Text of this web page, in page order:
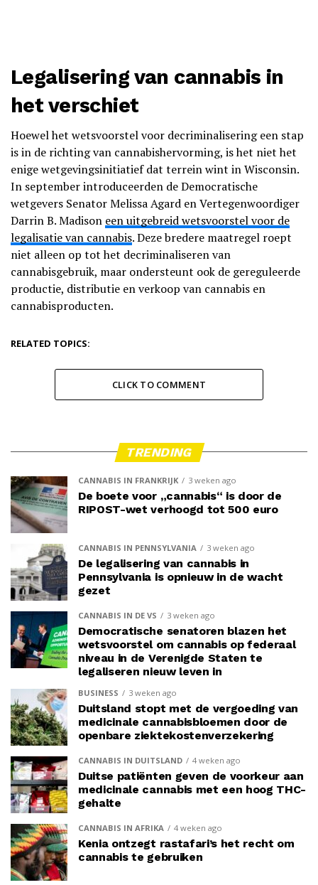
Legalisering van cannabis in
het verschiet
Hoewel het wetsvoorstel voor decriminalisering een stap
is in de richting van cannabishervorming, is het niet het
enige wetgevingsinitiatief dat terrein wint in Wisconsin.
In september introduceerden de Democratische
wetgevers Senator Melissa Agard en Vertegenwoordiger
Darrin B. Madison een uitgebreid wetsvoorstel voor de
legalisatie van cannabis. Deze bredere maatregel roept
niet alleen op tot het decriminaliseren van
cannabisgebruik, maar ondersteunt ook de gereguleerde
productie, distributie en verkoop van cannabis en
cannabisproducten.
RELATED TOPICS:
CLICK TO COMMENT
TRENDING
CANNABIS IN FRANKRIJK 3 weken ago
De boete voor „cannabis“ is door de
RIPOST-wet verhoogd tot 500 euro
CANNABIS IN PENNSYLVANIA 3 weken ago
De legalisering van cannabis in
Pennsylvania is opnieuw in de wacht
gezet
CANNABIS IN DE VS 3 weken ago
Democratische senatoren blazen het
wetsvoorstel om cannabis op federaal
niveau in de Verenigde Staten te
legaliseren nieuw leven in
BUSINESS 3 weken ago
Duitsland stopt met de vergoeding van
medicinale cannabisbloemen door de
openbare ziektekostenverzekering
CANNABIS IN DUITSLAND 4 weken ago
Duitse patiënten geven de voorkeur aan
medicinale cannabis met een hoog THC-
gehalte
CANNABIS IN AFRIKA 4 weken ago
Kenia ontzegt rastafari’s het recht om
cannabis te gebruiken